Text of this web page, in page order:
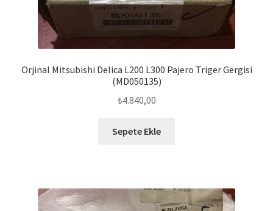
Orjinal Mitsubishi Delica L200 L300 Pajero Triger Gergisi
(MD050135)
₺4.840,00
Sepete Ekle